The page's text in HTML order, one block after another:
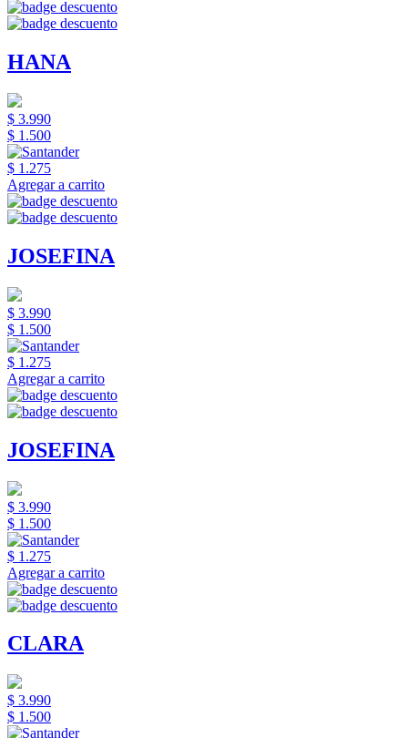
HANA
$ 3.990
$ 1.500
$ 1.275
Agregar a carrito
JOSEFINA
$ 3.990
$ 1.500
$ 1.275
Agregar a carrito
JOSEFINA
$ 3.990
$ 1.500
$ 1.275
Agregar a carrito
CLARA
$ 3.990
$ 1.500